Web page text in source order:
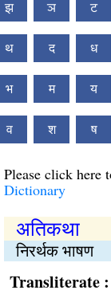
झ ञ ट
थ द ध
भ म य
व श ष
Please click here
Dictionary
अतिकथा
निरर्थक भाषण
: